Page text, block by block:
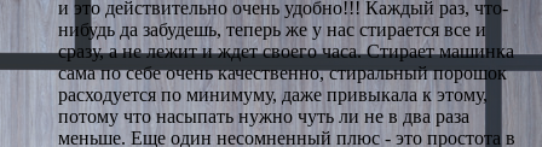
и это действительно очень удобно!!! Каждый раз, что-
нибудь да забудешь, теперь же у нас стирается все и
сразу, а не лежит и ждет своего часа. Стирает машинка
сама по себе очень качественно, стиральный порошок
расходуется по минимуму, даже привыкала к этому,
потому что насыпать нужно чуть ли не в два раза
меньше. Еще один несомненный плюс - это простота в